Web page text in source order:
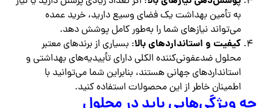
به تأمین بهداشت یک فضای وسیع دارید، خرید عمده
می‌تواند نیازهای شما را به‌طور کامل پوشش دهد.
کیفیت و استانداردهای بالا: بسیاری از برندهای معتبر
محلول ضدعفونی‌کننده الکلی دارای تأییدیه‌های بهداشتی و
استانداردهای جهانی هستند، بنابراین شما می‌توانید با
اطمینان خاطر از این محصولات استفاده کنید.